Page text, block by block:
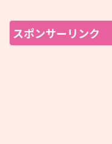
スポンサーリンク